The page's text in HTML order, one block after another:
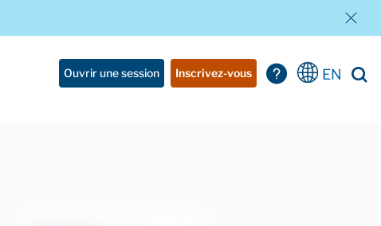
Ouvrir une session Inscrivez-vous EN